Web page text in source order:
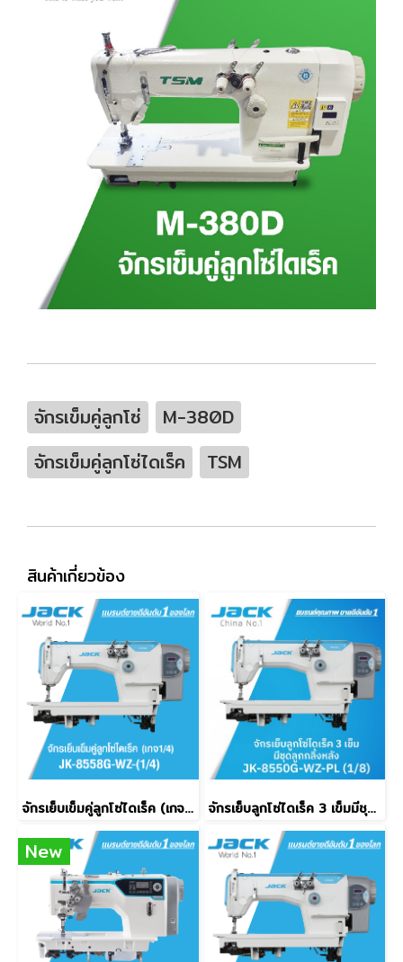
จักรเข็มคู่ลูกโซ่
M-380D
จักรเข็มคู่ลูกโซ่ไดเร็ค
TSM
สินค้าเกี่ยวข้อง
จักรเย็บเข็มคู่ลูกโซ่ไดเร็ค (เกจ 1/4) JACK รุ่น JK-8558G-WZ-(1/4) จักรเย็บลูกโซ่ไดเร็ค 3 เข็มมีชุดลูกกลิ้งหลัง JACK รุ่น JK-8550G-WZ-PL (1/8)
New